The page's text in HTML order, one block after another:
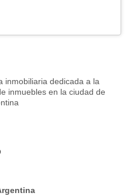
inmobiliaria dedicada a la
inmuebles en la ciudad de